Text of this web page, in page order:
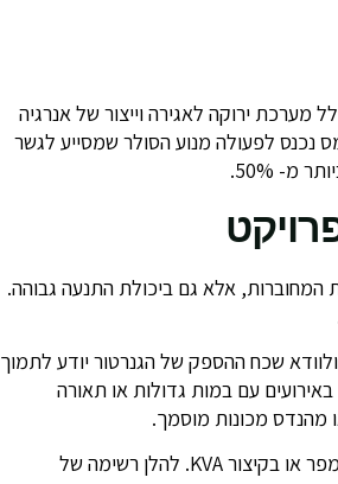
מערכת ירוקה לאגירה וייצור של אנרגיה
נכנס לפעולה מנוע הסולר שמסייע לגשר
50%.
אלא גם ביכולת התנעה גבוהה.
שכח ההספק של הגנרטור יודע לתמוך
עם במות גדולות או תאורה
מהנדס מכונות מוסמך.
יחידת המידה המרכזית לפיה חברות השכרת גנרטורים מסווגות ומדרגות את גודל הגנרטורים היא קילו-וואט-אמפר או בקיצור KVA. להלן רשימה של